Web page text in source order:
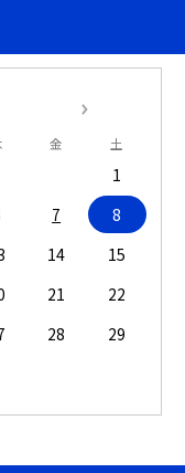
金 土
1
7
8
14
15
21
22
28
29